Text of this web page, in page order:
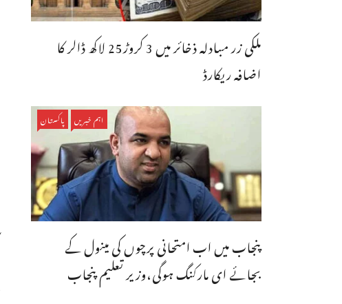
ملکی زر مبادلہ ذخائر میں 3 کروڑ25 لاکھ ڈالر کا
اضافہ ریکارڈ
اہم خبریں پاکستان
پنجاب میں اب امتحانی پرچوں کی مینول کے
بجائے ای مارکنگ ہوگی،وزیر تعلیم پنجاب